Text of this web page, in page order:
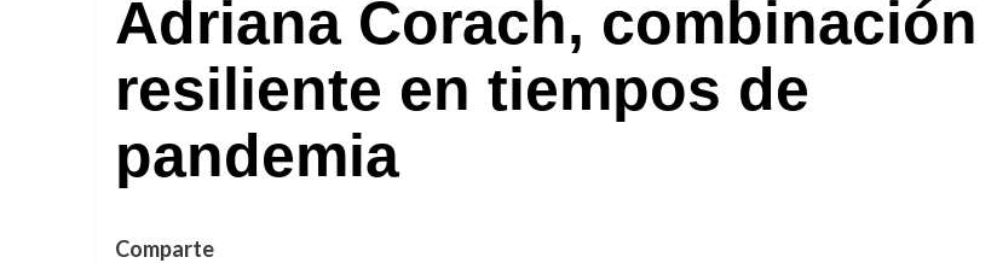
Adriana Corach, combinación
resiliente en tiempos de
pandemia
Comparte